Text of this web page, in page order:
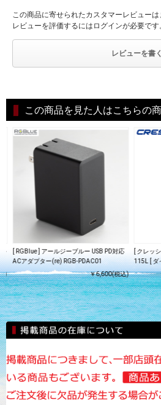
この商品に寄せられたカスタマーレビューは
レビューを評価するにはログインが必要です
レビューを書く
この商品を見た人はこちらの
)
[ RGBlue ] アールジーブルー USB PD対応
ACアダプター(re) RGB-PDAC01
￥6,600(税込)
[ クレッ
115L [ ダ